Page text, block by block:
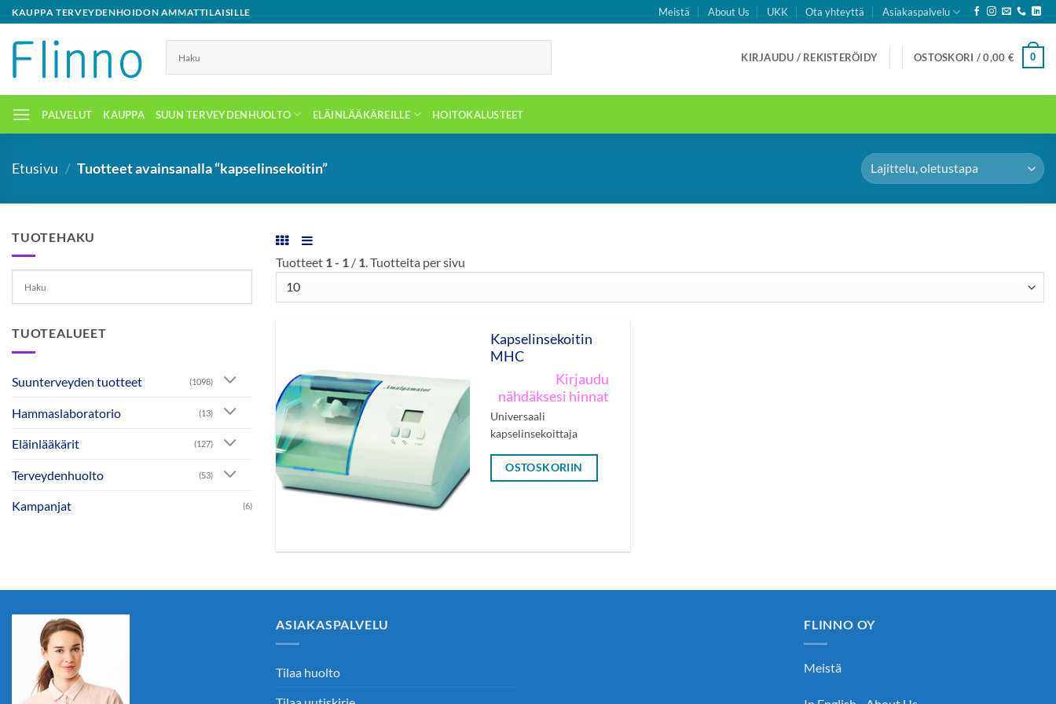
Skip
to
content
KAUPPA TERVEYDENHOIDON AMMATTILAISILLE Meistä About Us UKK Ota yhteyttä Asiakaspalvelu
KIRJAUDU / REKISTERÖIDY OSTOSKORI /0,00 € 0
PALVELUT KAUPPA SUUN TERVEYDENHUOLTO ELÄINLÄÄKÄREILLE HOITOKALUSTEET
Etusivu / Tuotteet avainsanalla “kapselinsekoitin”
TUOTEHAKU
TUOTEALUEET
Suunterveyden tuotteet (1098)
Hammaslaboratorio (13)
Eläinlääkärit (127)
Terveydenhuolto (53)
Kampanjat (6)
Tuotteet 1 - 1 / 1. Tuotteita per sivu
Kapselinsekoitin
MHC
Kirjaudu
nähdäksesi hinnat
Universaali
kapselinsekoittaja
OSTOSKORIIN
ASIAKASPALVELU
Tilaa huolto
FLINNO OY
Meistä